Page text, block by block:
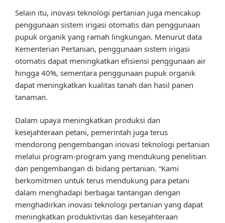
Selain itu, inovasi teknologi pertanian juga mencakup
penggunaan sistem irigasi otomatis dan penggunaan
pupuk organik yang ramah lingkungan. Menurut data
Kementerian Pertanian, penggunaan sistem irigasi
otomatis dapat meningkatkan efisiensi penggunaan air
hingga 40%, sementara penggunaan pupuk organik
dapat meningkatkan kualitas tanah dan hasil panen
tanaman.
Dalam upaya meningkatkan produksi dan
kesejahteraan petani, pemerintah juga terus
mendorong pengembangan inovasi teknologi pertanian
melalui program-program yang mendukung penelitian
dan pengembangan di bidang pertanian. “Kami
berkomitmen untuk terus mendukung para petani
dalam menghadapi berbagai tantangan dengan
menghadirkan inovasi teknologi pertanian yang dapat
meningkatkan produktivitas dan kesejahteraan